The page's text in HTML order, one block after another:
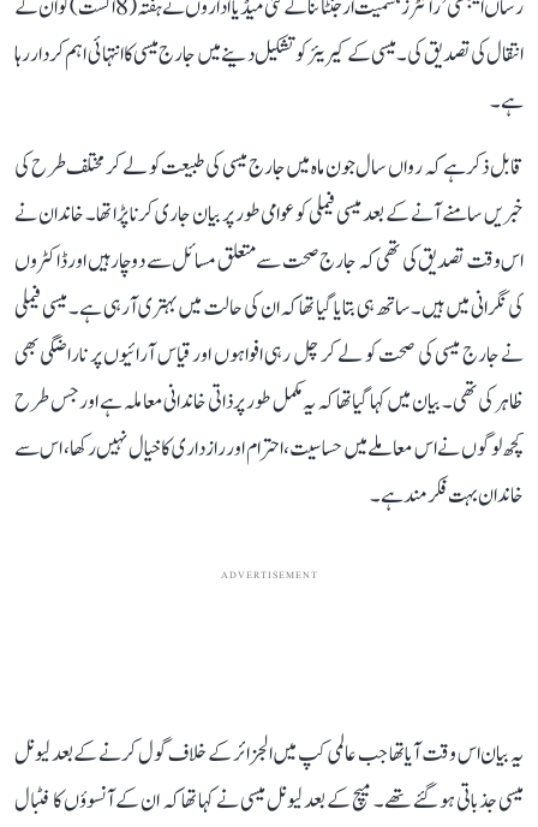
رساں ایجنسی ’رائٹرز‘ سمیت ارجنٹائنا کے کئی میڈیا اداروں نے ہفتہ (8 اگست) کو ان کے
انتقال کی تصدیق کی۔ میسی کے کیریئر کو تشکیل دینے میں جارج میسی کا انتہائی اہم کردار رہا
ہے۔
قابل ذکر ہے کہ رواں سال جون ماہ میں جارج میسی کی طبیعت کو لے کر مختلف طرح کی
خبریں سامنے آنے کے بعد میسی فیملی کو عوامی طور پر بیان جاری کرنا پڑا تھا۔ خاندان نے
اس وقت تصدیق کی تھی کہ جارج صحت سے متعلق مسائل سے دوچار ہیں اور ڈاکٹروں
کی نگرانی میں ہیں۔ ساتھ ہی بتایا گیا تھا کہ ان کی حالت میں بہتری آ رہی ہے۔ میسی فیملی
نے جارج میسی کی صحت کو لے کر چل رہی افواہوں اور قیاس آرائیوں پر ناراضگی بھی
ظاہر کی تھی۔ بیان میں کہا گیا تھا کہ یہ مکمل طور پر ذاتی خاندانی معاملہ ہے اور جس طرح
کچھ لوگوں نے اس معاملے میں حساسیت، احترام اور رازداری کا خیال نہیں رکھا، اس سے
خاندان بہت فکرمند ہے۔
ADVERTISEMENT
یہ بیان اس وقت آیا تھا جب عالمی کپ میں الجزائر کے خلاف گول کرنے کے بعد لیونل
میسی جذباتی ہو گئے تھے۔ میچ کے بعد لیونل میسی نے کہا تھا کہ ان کے آنسوؤں کا فٹبال